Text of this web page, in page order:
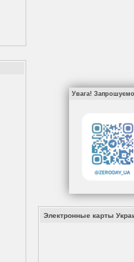
Увага! Запрошуємо
Электронные карты